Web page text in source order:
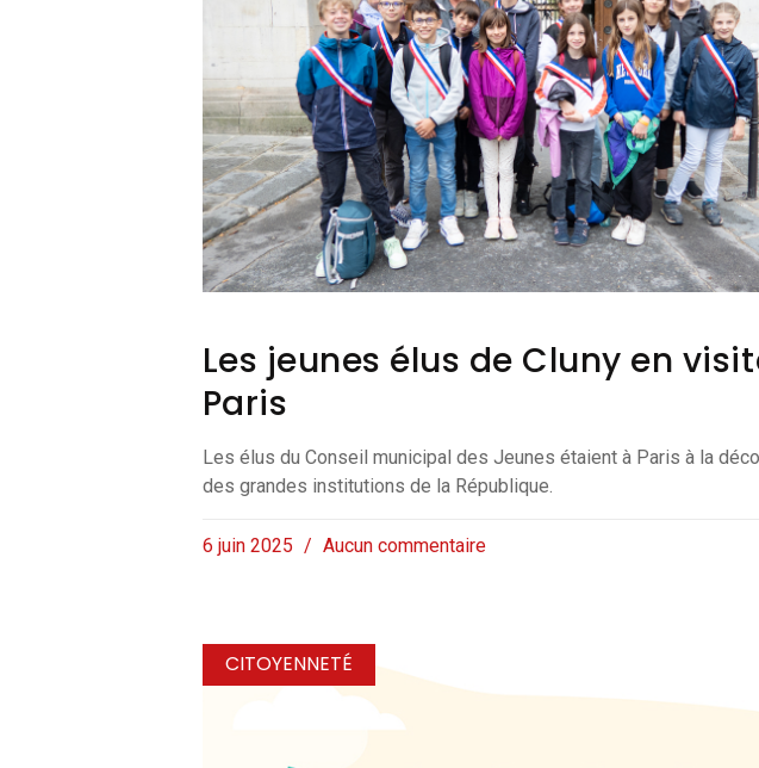
Les jeunes élus de Cluny en
Paris
Les élus du Conseil municipal des Jeunes étaient à Paris à la
des grandes institutions de la République.
6 juin 2025 Aucun commentaire
CITOYENNETÉ